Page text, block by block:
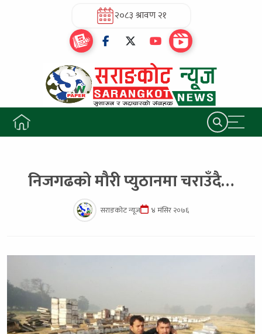
२०८३ श्रावण २१
निजगढको मौरी प्युठानमा चराउँदै…
सराङकोट न्यूज ४ मंसिर २०७६